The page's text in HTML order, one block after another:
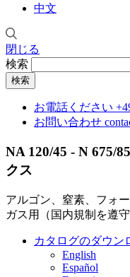
中文
閉じる
検索
お電話ください
お問い合わせ
NA 120/45 - N 675/
クス
アルゴン、窒素、フォ
ガス用（国内規制を遵
カタログのダウン
English
Español